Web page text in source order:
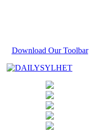
Download Our Toolbar